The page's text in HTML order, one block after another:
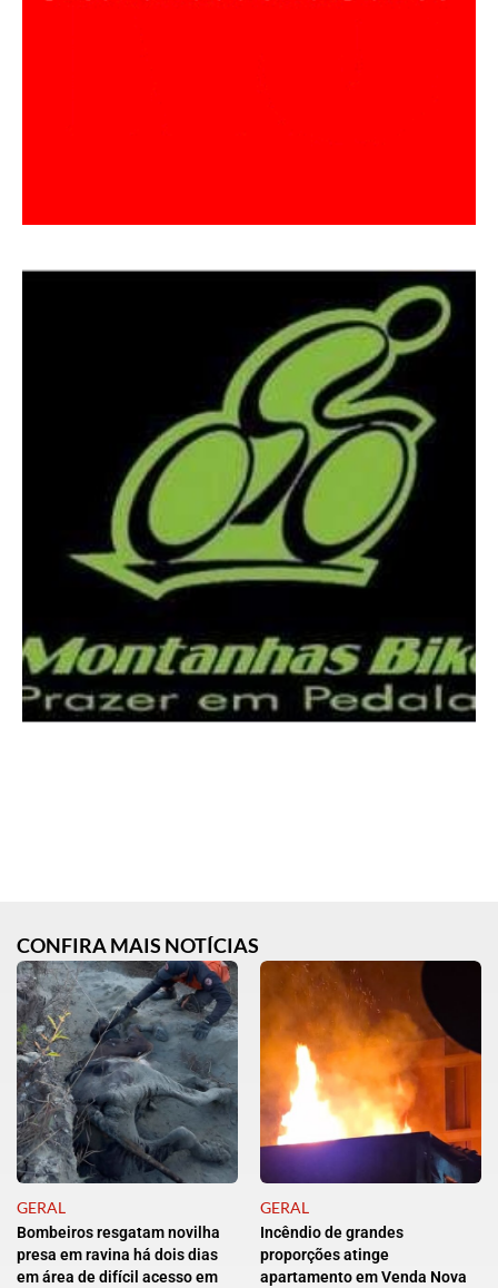
CONFIRA MAIS NOTÍCIAS
GERAL
Bombeiros resgatam novilha
presa em ravina há dois dias
em área de difícil acesso em
GERAL
Incêndio de grandes
proporções atinge
apartamento em Venda Nova